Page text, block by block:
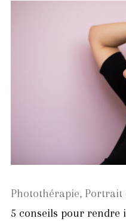
Photothérapie, Portrait
5 conseils pour rendre